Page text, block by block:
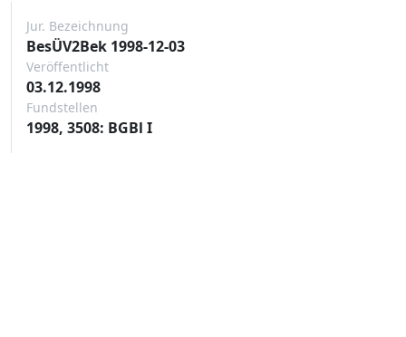
Jur. Bezeichnung
BesÜV2Bek 1998-12-03
Veröffentlicht
03.12.1998
Fundstellen
1998, 3508: BGBl I